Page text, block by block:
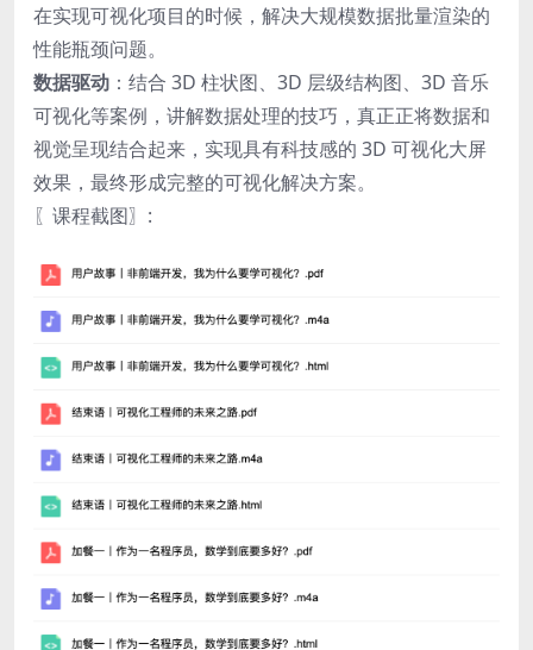
在实现可视化项目的时候，解决大规模数据批量渲染的
性能瓶颈问题。
数据驱动 ：结合 3D 柱状图、3D 层级结构图、3D 音乐
可视化等案例，讲解数据处理的技巧，真正正将数据和
视觉呈现结合起来，实现具有科技感的 3D 可视化大屏
效果，最终形成完整的可视化解决方案。
〖课程截图〗: